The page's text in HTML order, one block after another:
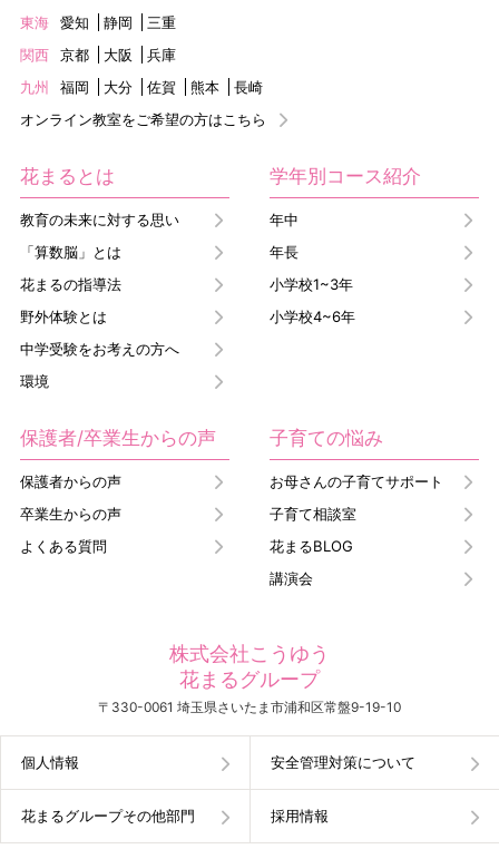
東海
愛知 静岡
三重
関西
京都 大阪
兵庫
九州
福岡 大分 佐賀 熊本
長崎
オンライン教室をご希望の方はこちら
花まるとは
教育の未来に対する思い
「算数脳」とは
花まるの指導法
野外体験とは
中学受験をお考えの方へ
環境
学年別コース紹介
年中
年長
小学校1~3年
小学校4~6年
保護者/卒業生からの声
保護者からの声
卒業生からの声
よくある質問
子育ての悩み
お母さんの子育てサポート
子育て相談室
花まるBLOG
講演会
株式会社こうゆう
花まるグループ
〒330-0061 埼玉県さいたま市浦和区常盤9-19-10
個人情報 安全管理対策について
花まるグループその他部門 採用情報